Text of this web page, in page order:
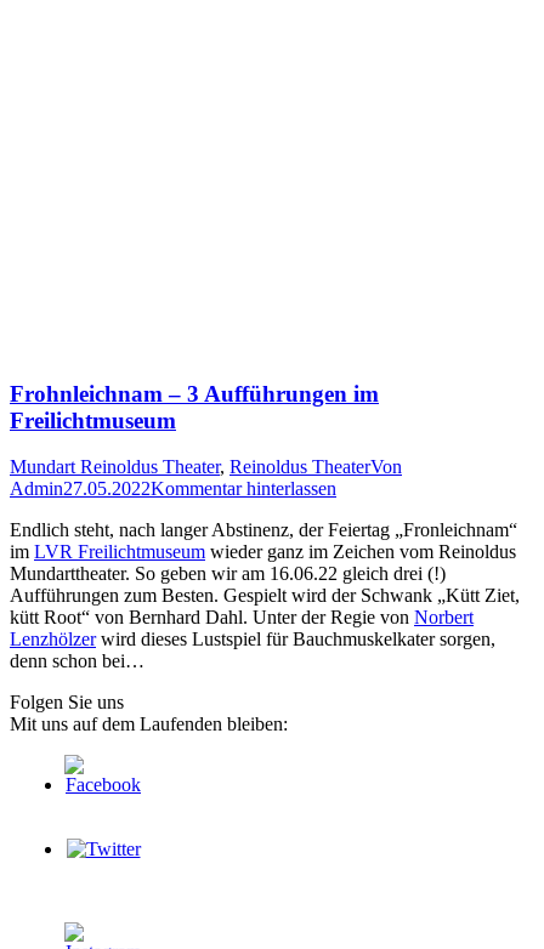
Frohnleichnam – 3 Aufführungen im
Freilichtmuseum
Mundart Reinoldus Theater, Reinoldus TheaterVon
Admin27.05.2022Kommentar hinterlassen
Endlich steht, nach langer Abstinenz, der Feiertag „Fronleichnam“
im LVR Freilichtmuseum wieder ganz im Zeichen vom Reinoldus
Mundarttheater. So geben wir am 16.06.22 gleich drei (!)
Aufführungen zum Besten. Gespielt wird der Schwank „Kütt Ziet,
kütt Root“ von Bernhard Dahl. Unter der Regie von Norbert
Lenzhölzerwird dieses Lustspiel für Bauchmuskelkater sorgen,
denn schon bei…
Folgen Sie uns
Mit uns auf dem Laufenden bleiben: